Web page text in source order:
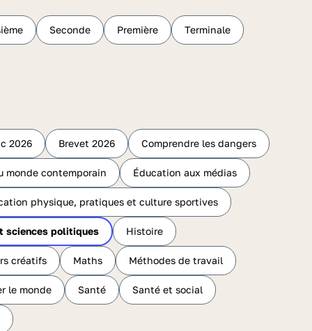
Seconde Première Terminale
2026 Brevet 2026 Comprendre les dangers
monde contemporain Éducation aux médias
physique, pratiques et culture sportives
sciences politiques Histoire
créatifs Maths Méthodes de travail
le monde Santé Santé et social